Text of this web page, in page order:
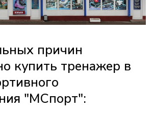
причин
купить тренажер в
"МСпорт":